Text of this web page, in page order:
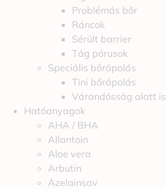
Problémás bőr
Ráncok
Sérült barrier
Tág pórusok
Speciális bőrápolás
Tini bőrápolás
Várandósság alatt is
Hatóanyagok
AHA / BHA
Allantoin
Aloe vera
Arbutin
Azelainsav